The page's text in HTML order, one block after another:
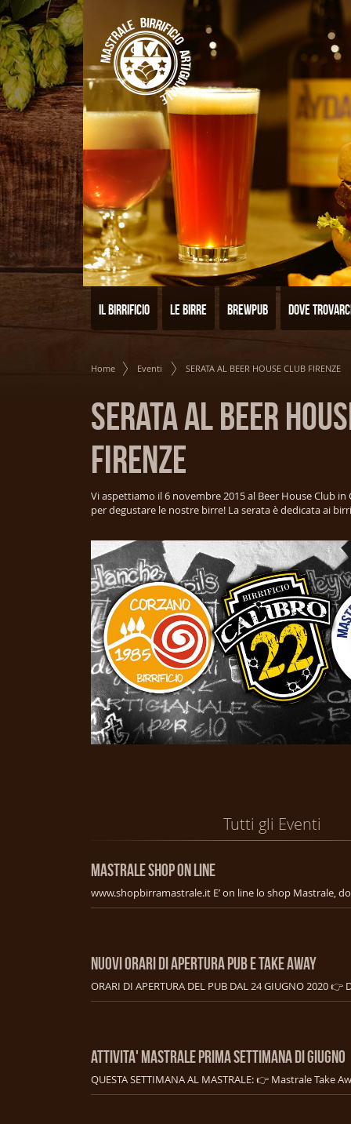
Il birrificio Le birre Brewpub Dove
Home Eventi SERATA AL BEER HOUSE CLUB FIRENZE
SERATA AL BEER
FIRENZE
Vi aspettiamo il 6 novembre 2015 al Beer House Club in
per degustare le nostre birre! La serata è dedicata ai
Tutti gli Eventi
MASTRALE SHOP ON LINE
NUOVI ORARI DI APERTURA PUB E TAKE AWAY
ATTIVITA' MASTRALE PRIMA SETTIMANA DI GIUGNO